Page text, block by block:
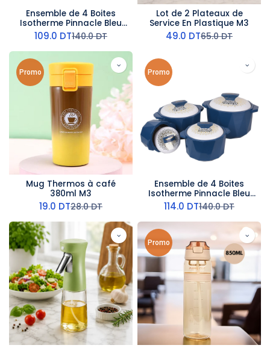
Ensemble de 4 Boites
Isotherme Pinnacle Bleu
Foncé
109.0 DT140.0DT
Lot de 2 Plateaux de
Service En Plastique M3
49.0 DT65.0DT
Promo
Mug Thermos à café
380ml M3
19.0 DT28.0DT
Promo
Ensemble de 4 Boites
Isotherme Pinnacle Bleu
Marine
114.0 DT140.0DT
Promo